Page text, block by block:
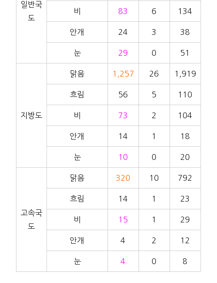
일반국
도
비 83 6 134
안개 24 3 38
눈 29 0 51
지방도
맑음 1,257 26 1,919
흐림 56 5 110
비 73 2 104
안개 14 1 18
눈 10 0 20
고속국
도
맑음 320 10 792
흐림 14 1 23
비 15 1 29
안개 4 2 12
눈 4 0 8